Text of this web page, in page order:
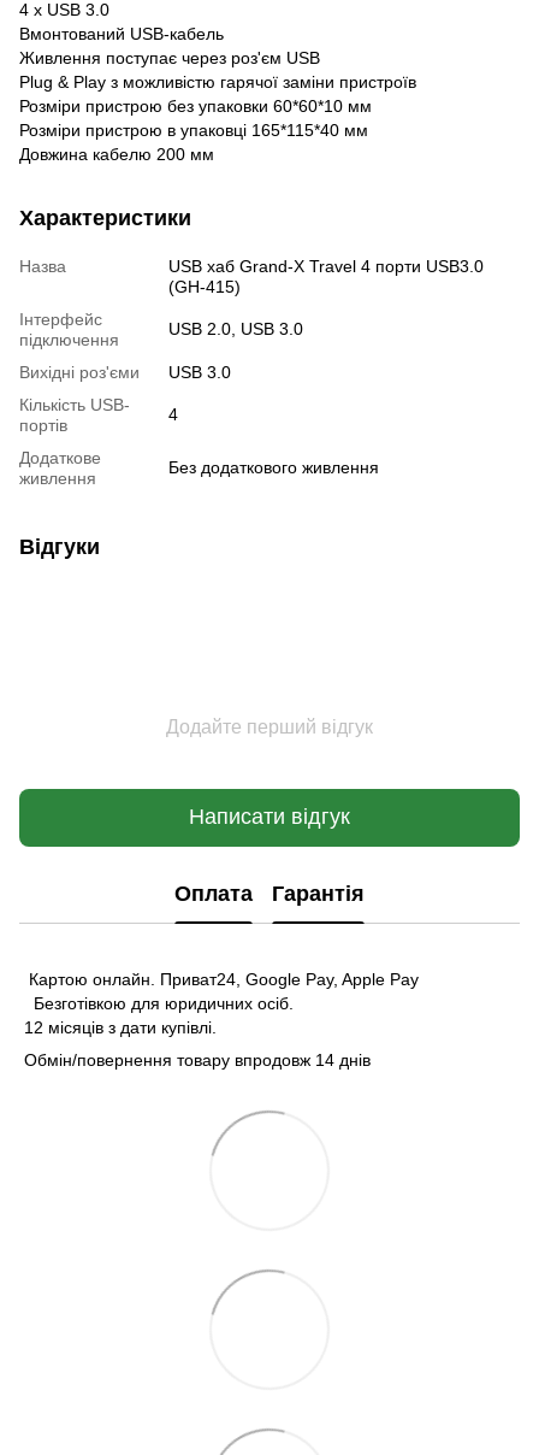
4 x USB 3.0
Вмонтований USB-кабель
Живлення поступає через роз'єм USB
Plug & Play з можливістю гарячої заміни пристроїв
Розміри пристрою без упаковки 60*60*10 мм
Розміри пристрою в упаковці 165*115*40 мм
Довжина кабелю 200 мм
Характеристики
Назва
USB хаб Grand-X Travel 4 порти USB3.0
(GH-415)
Інтерфейс
підключення
USB 2.0, USB 3.0
Вихідні роз'єми
USB 3.0
Кількість USB-
портів
4
Додаткове
живлення
Без додаткового живлення
Відгуки
Додайте перший відгук
Написати відгук
Оплата Гарантія
Картою онлайн. Приват24, Google Pay, Apple Pay
Безготівкою для юридичних осіб.
12 місяців з дати купівлі.
Обмін/повернення товару впродовж 14 днів